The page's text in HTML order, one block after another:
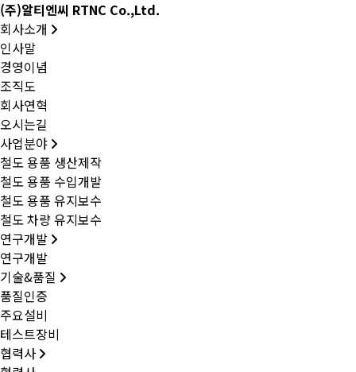
(주)알티엔씨 RTNC Co.,Ltd.
회사소개
인사말
경영이념
조직도
회사연혁
오시는길
사업분야
철도 용품 생산제작
철도 용품 수입개발
철도 용품 유지보수
철도 차량 유지보수
연구개발
연구개발
기술&품질
품질인증
주요설비
테스트장비
협력사